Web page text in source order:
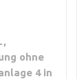
ohne
4 in